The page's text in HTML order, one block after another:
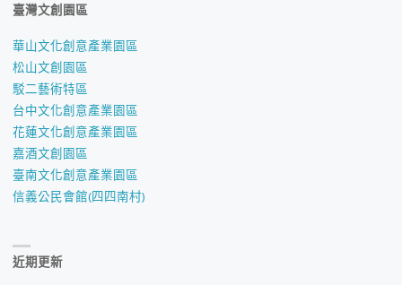
臺灣文創園區
華山文化創意產業園區
松山文創園區
駁二藝術特區
台中文化創意產業園區
花蓮文化創意產業園區
嘉酒文創園區
臺南文化創意產業園區
信義公民會館(四四南村)
近期更新